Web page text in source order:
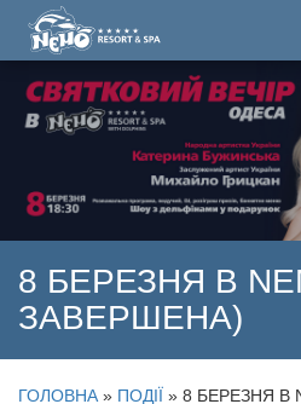
8 БЕРЕЗНЯ В
ЗАВЕРШЕНА)
ГОЛОВНА » ПОДІЇ » 8 БЕРЕЗНЯ В